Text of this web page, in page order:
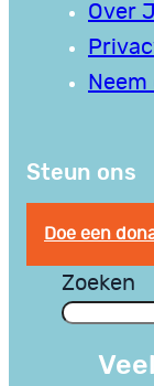
Over
Steun ons
Doe een
Zoeken